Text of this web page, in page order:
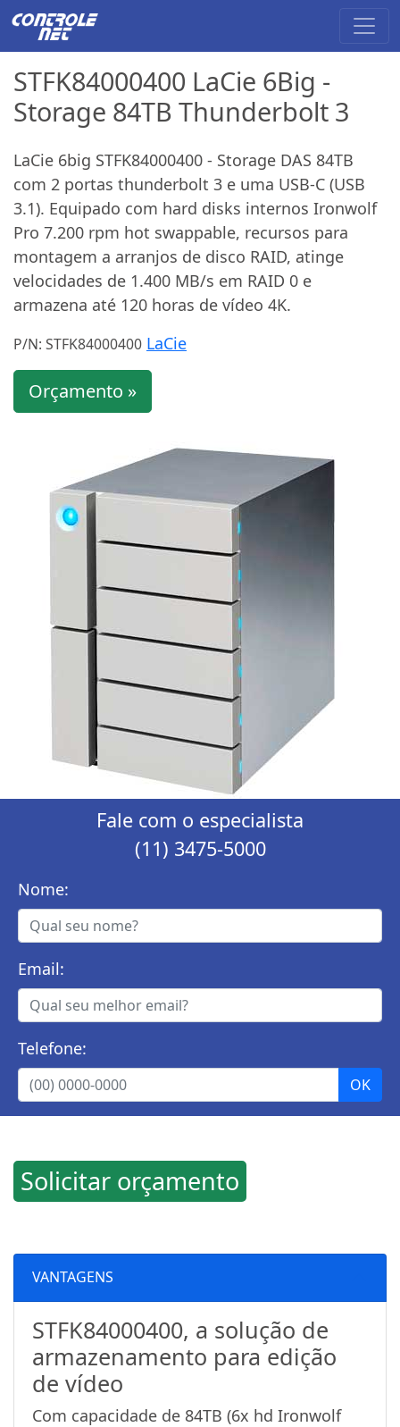
STFK84000400 LaCie 6Big -
Storage 84TB Thunderbolt 3
LaCie 6big STFK84000400 - Storage DAS 84TB
com 2 portas thunderbolt 3 e uma USB-C (USB
3.1). Equipado com hard disks internos Ironwolf
Pro 7.200 rpm hot swappable, recursos para
montagem a arranjos de disco RAID, atinge
velocidades de 1.400 MB/s em RAID 0 e
armazena até 120 horas de vídeo 4K.
P/N: STFK84000400 LaCie
Orçamento »
Fale com o especialista
(11) 3475-5000
Nome:
Email:
Telefone:
Solicitar orçamento
VANTAGENS
STFK84000400, a solução de
armazenamento para edição
de vídeo
Com capacidade de 84TB (6x hd Ironwolf